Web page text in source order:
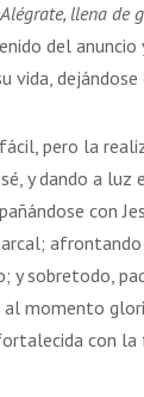
llena de
del
vida,
pero la
y dando a luz
con
y sobretodo,
momento
con